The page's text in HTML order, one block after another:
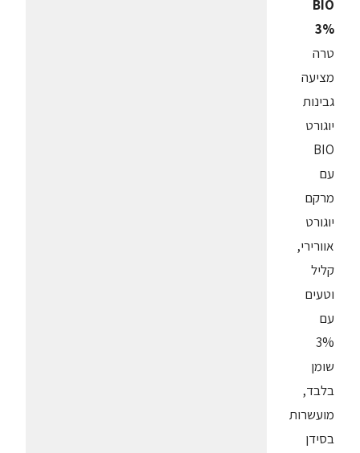
BIO
3%
טרה
מציעה
גבינות
יוגורט
BIO
עם
מרקם
יוגורט
אוורירי,
קליל
וטעים
עם
3%
שומן
בלבד,
מועשרות
בסידן